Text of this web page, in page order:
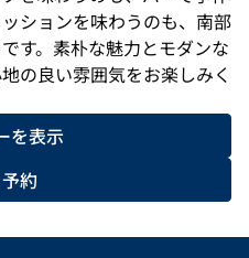
ションを味わうのも、南部
す。素朴な魅力とモダンな
の良い雰囲気をお楽しみく
を表示
約